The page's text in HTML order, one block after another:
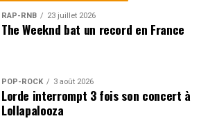
RAP-RNB 23 juillet 2026
The Weeknd bat un record en France
POP-ROCK 3 août 2026
Lorde interrompt 3 fois son concert à
Lollapalooza